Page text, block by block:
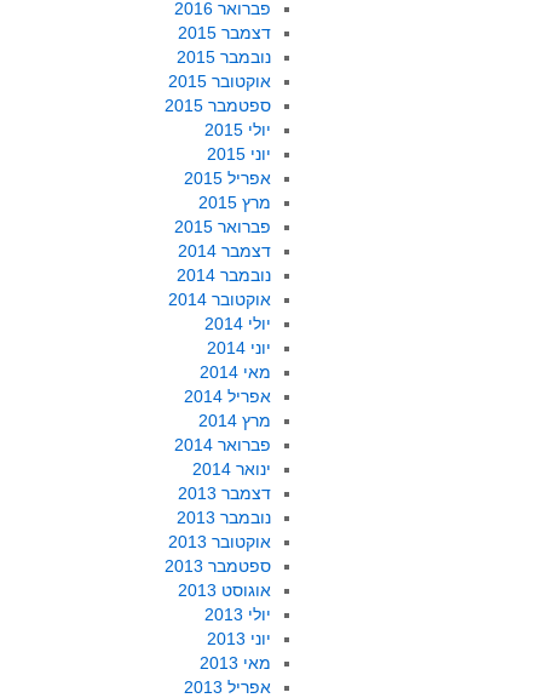
פברואר 2016
דצמבר 2015
נובמבר 2015
אוקטובר 2015
ספטמבר 2015
יולי 2015
יוני 2015
אפריל 2015
מרץ 2015
פברואר 2015
דצמבר 2014
נובמבר 2014
אוקטובר 2014
יולי 2014
יוני 2014
מאי 2014
אפריל 2014
מרץ 2014
פברואר 2014
ינואר 2014
דצמבר 2013
נובמבר 2013
אוקטובר 2013
ספטמבר 2013
אוגוסט 2013
יולי 2013
יוני 2013
מאי 2013
אפריל 2013